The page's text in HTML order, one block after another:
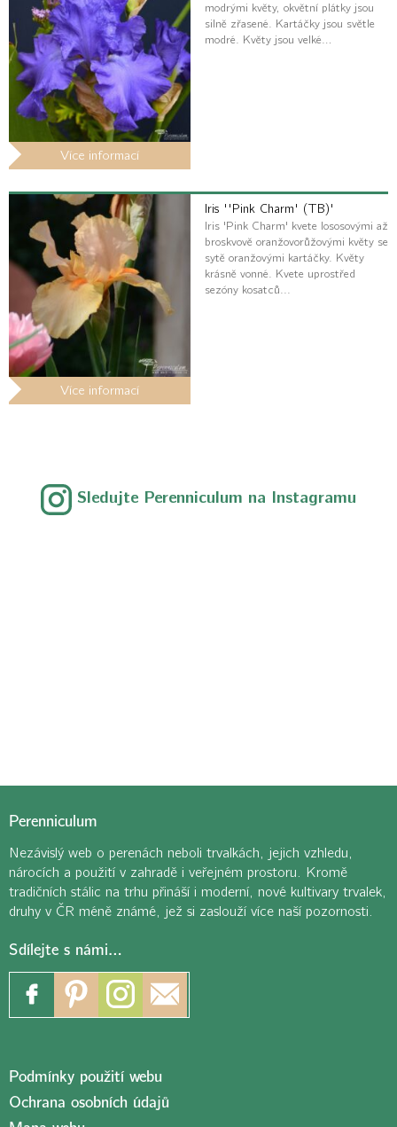
Více informací
modrými květy, okvětní plátky jsou
silně zřasené. Kartáčky jsou světle
modré. Květy jsou velké…
Více informací
Iris ''Pink Charm' (TB)'
Iris 'Pink Charm' kvete lososovými až
broskvově oranžovorůžovými květy se
sytě oranžovými kartáčky. Květy
krásně vonné. Kvete uprostřed
sezóny kosatců...
Sledujte Perenniculum na Instagramu
Perenniculum
Nezávislý web o perenách neboli trvalkách, jejich vzhledu,
nárocích a použití v zahradě i veřejném prostoru. Kromě
tradičních stálic na trhu přináší i moderní, nové kultivary trvalek,
druhy v ČR méně známé, jež si zaslouží více naší pozornosti.
Sdílejte s námi…
Podmínky použití webu
Ochrana osobních údajů